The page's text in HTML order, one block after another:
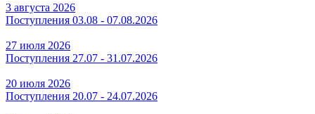
3 августа 2026
Поступления 03.08 - 07.08.2026
27 июля 2026
Поступления 27.07 - 31.07.2026
20 июля 2026
Поступления 20.07 - 24.07.2026